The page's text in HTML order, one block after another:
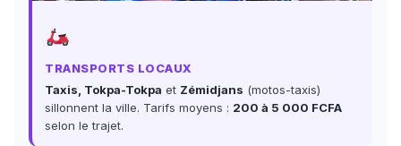
TRANSPORTS LOCAUX
Taxis, Tokpa-Tokpa et Zémidjans (motos-taxis)
sillonnent la ville. Tarifs moyens : 200 à 5 000 FCFA
selon le trajet.